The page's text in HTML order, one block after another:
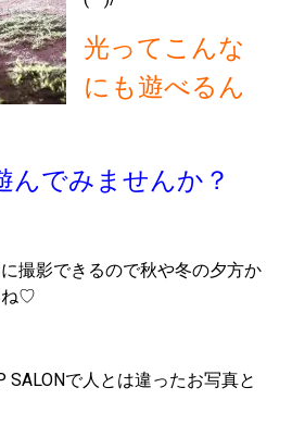
光ってこんな
にも遊べるん
んでみませんか？
撮影できるので秋や冬の夕方か
ね♡
SALONで人とは違ったお写真と